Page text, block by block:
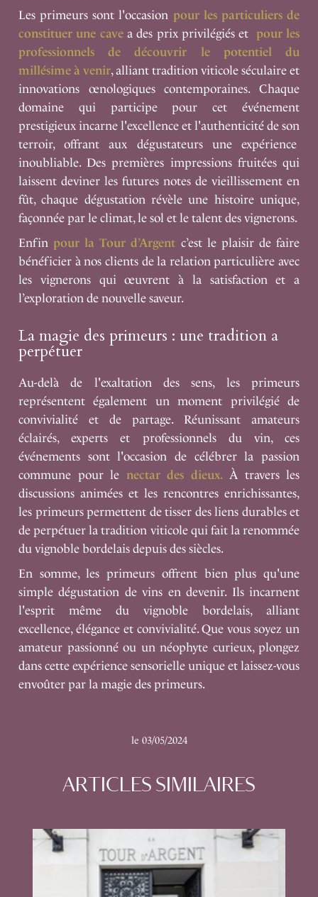
Les primeurs sont l'occasion pour les particuliers de
constituer une cavea des prix privilégiés et pour les
professionnels de découvrir le potentiel du
millésime à venir, alliant tradition viticole séculaire et
innovations œnologiques contemporaines. Chaque
domaine qui participe pour cet événement
prestigieux incarne l'excellence et l'authenticité de son
terroir, offrant aux dégustateurs une expérience
inoubliable. Des premières impressions fruitées qui
laissent deviner les futures notes de vieillissement en
fût, chaque dégustation révèle une histoire unique,
façonnée par le climat, le sol et le talent des vignerons.
Enfin pour la Tour d’Argent c’est le plaisir de faire
bénéficier à nos clients de la relation particulière avec
les vignerons qui œuvrent à la satisfaction et a
l’exploration de nouvelle saveur.
La magie des primeurs : une tradition a
perpétuer
Au-delà de l'exaltation des sens, les primeurs
représentent également un moment privilégié de
convivialité et de partage. Réunissant amateurs
éclairés, experts et professionnels du vin, ces
événements sont l'occasion de célébrer la passion
commune pour le nectar des dieux. À travers les
discussions animées et les rencontres enrichissantes,
les primeurs permettent de tisser des liens durables et
de perpétuer la tradition viticole qui fait la renommée
du vignoble bordelais depuis des siècles.
En somme, les primeurs offrent bien plus qu'une
simple dégustation de vins en devenir. Ils incarnent
l'esprit même du vignoble bordelais, alliant
excellence, élégance et convivialité. Que vous soyez un
amateur passionné ou un néophyte curieux, plongez
dans cette expérience sensorielle unique et laissez-vous
envoûter par la magie des primeurs.
le 03/05/2024
ARTICLES SIMILAIRES